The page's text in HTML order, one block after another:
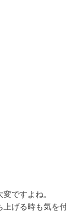
ですよね。
上げる時も気を